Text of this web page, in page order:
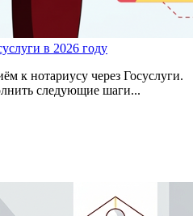
в 2026 году
к нотариусу через Госуслуги.
следующие шаги...